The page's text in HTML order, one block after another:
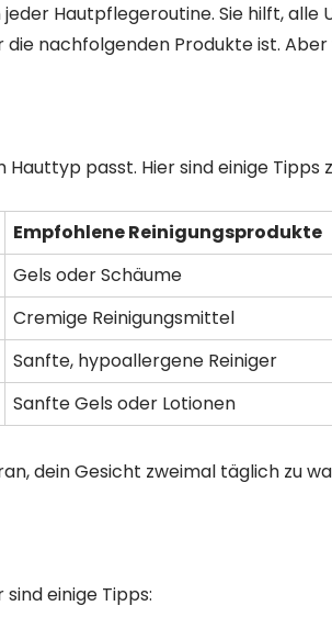
Hautpflegeroutine. Sie hilft, alle
nachfolgenden Produkte ist. Aber
passt. Hier sind einige Tipps
Empfohlene Reinigungsprodukte
Gels oder Schäume
Cremige Reinigungsmittel
Sanfte, hypoallergene Reiniger
Sanfte Gels oder Lotionen
dein Gesicht zweimal täglich zu
einige Tipps: